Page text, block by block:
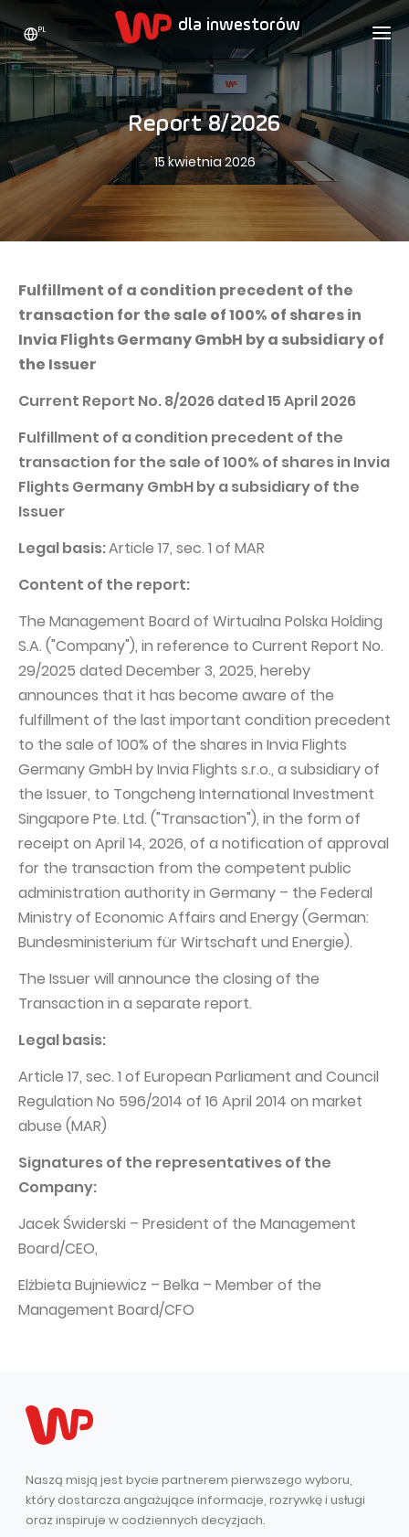
WP HOLDING
Kim jesteśmy
Strategia rozwoju
Statystyki
Wartości
Nasze marki
Historia
Biuro prasowe
Zrównoważony rozwój
GRUPA KAPITAŁOWA
Invia Group
Wakacje.pl
Totalmoney
Extradom
DLA INWESTORÓW
AKCJE
Bieżące notowania
Akcje WPL
Dywidenda
Analitycy
Ogłoszenia
PUBLIKACJE I KALENDARIUM
Raporty bieżące
Raporty okresowe
Raporty zintegrowane
Listy Prezesa Zarządu
Prezentacje finansowe
Komunikaty prasowe
Kalendarium WPH
ŁAD KORPORACYJNY
Statut
Zespół Zarządzający
Rada Nadzorcza
Struktura Grupy Kapitałowej
Biegły rewident
Walne zgromadzenie
Dobre praktyki
Polityka wynagrodzeń
REKLAMA
WP Media
Totalmoney
Extradom
Nocowanie.pl
KONTAKT
PL
Report 8/2026
15 kwietnia 2026
Fulfillment of a condition precedent of the
transaction for the sale of 100% of shares in
Invia Flights Germany GmbH by a subsidiary of
the Issuer
Current Report No. 8/2026 dated 15 April 2026
Fulfillment of a condition precedent of the
transaction for the sale of 100% of shares in Invia
Flights Germany GmbH by a subsidiary of the
Issuer
Legal basis:Article 17, sec. 1 of MAR
Content of the report:
The Management Board of Wirtualna Polska Holding
S.A. ("Company"), in reference to Current Report No.
29/2025 dated December 3, 2025, hereby
announces that it has become aware of the
fulfillment of the last important condition precedent
to the sale of 100% of the shares in Invia Flights
Germany GmbH by Invia Flights s.r.o., a subsidiary of
the Issuer, to Tongcheng International Investment
Singapore Pte. Ltd. ("Transaction"), in the form of
receipt on April 14, 2026, of a notification of approval
for the transaction from the competent public
administration authority in Germany – the Federal
Ministry of Economic Affairs and Energy (German:
Bundesministerium für Wirtschaft und Energie).
The Issuer will announce the closing of the
Transaction in a separate report.
Legal basis:
Article 17, sec. 1 of European Parliament and Council
Regulation No 596/2014 of 16 April 2014 on market
abuse (MAR)
Signatures of the representatives of the
Company:
Jacek Świderski – President of the Management
Board/CEO,
Elżbieta Bujniewicz – Belka – Member of the
Management Board/CFO
Naszą misją jest bycie partnerem pierwszego wyboru,
który dostarcza angażujące informacje, rozrywkę i usługi
oraz inspiruje w codziennych decyzjach.